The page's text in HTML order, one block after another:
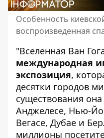
Особенность
воспроизведенная
"Вселенная Ван
международная
экспозиция,
десятки городов
существования
Анджелесе, Нью-
Вегасе, Дубае и
миллионы